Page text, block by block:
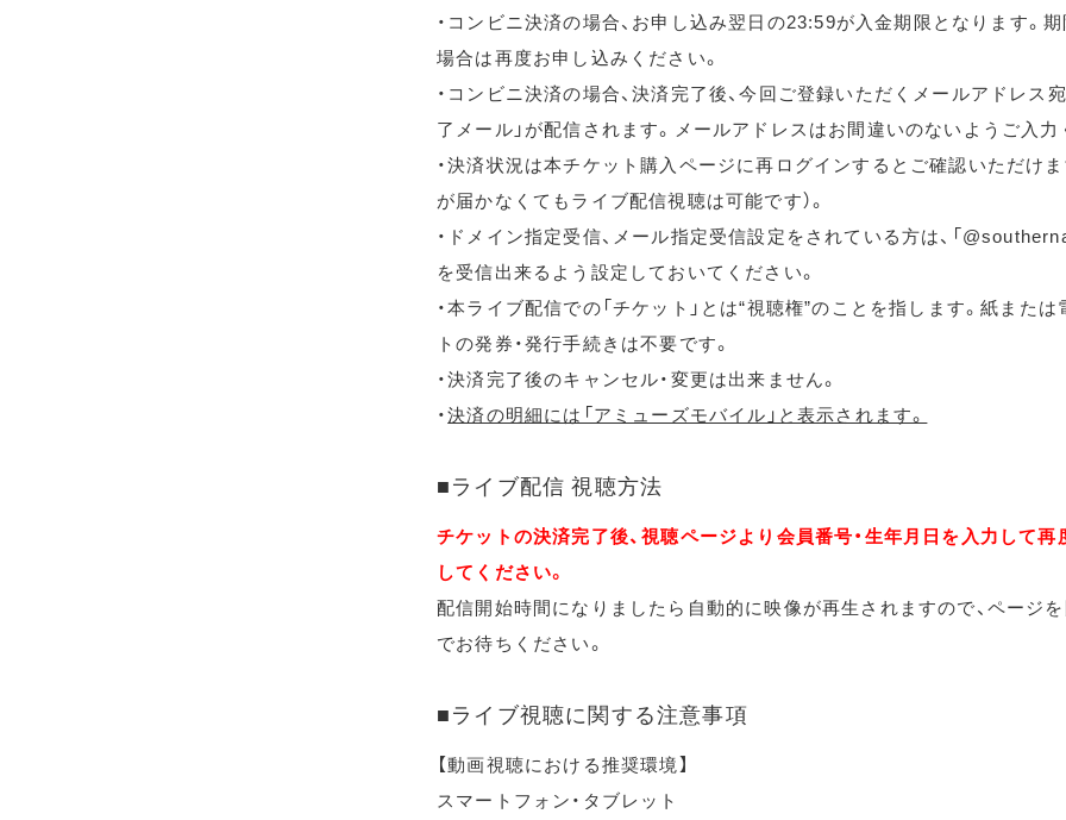
・コンビニ決済の場合、お申し込み翌日の23:59が入金期限となります。
場合は再度お申し込みください。
・コンビニ決済の場合、決済完了後、今回ご登録いただくメールアドレス
了メール」が配信されます。メールアドレスはお間違いのないようご入力
・決済状況は本チケット購入ページに再ログインするとご確認いただけま
が届かなくてもライブ配信視聴は可能です）。
・ドメイン指定受信、メール指定受信設定をされている方は、「
を受信出来るよう設定しておいてください。
・本ライブ配信での「チケット」とは“視聴権”のことを指します。紙または
トの発券・発行手続きは不要です。
・決済完了後のキャンセル・変更は出来ません。
・決済の明細には「アミューズモバイル」と表示されます。
■ライブ配信 視聴方法
チケットの決済完了後、視聴ページより会員番号・生年月日を入力して再
してください。
配信開始時間になりましたら自動的に映像が再生されますので、ページ
でお待ちください。
■ライブ視聴に関する注意事項
【動画視聴における推奨環境】
スマートフォン・タブレット